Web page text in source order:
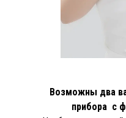
Возможны два
прибора с